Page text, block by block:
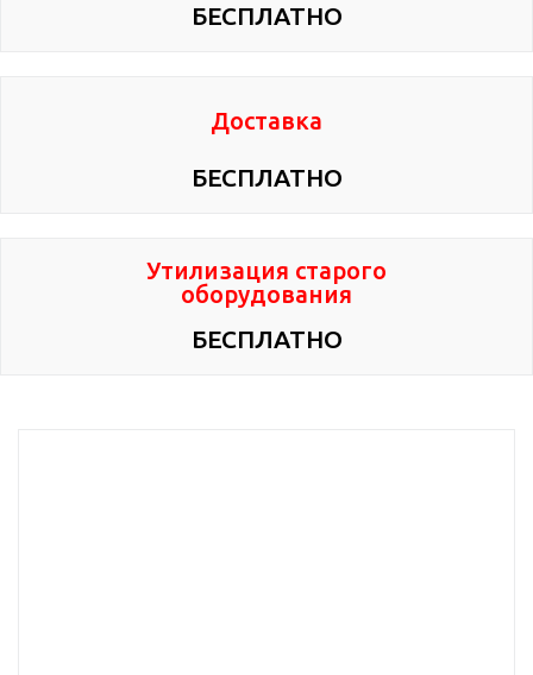
БЕСПЛАТНО
Доставка
БЕСПЛАТНО
Утилизация старого
оборудования
БЕСПЛАТНО